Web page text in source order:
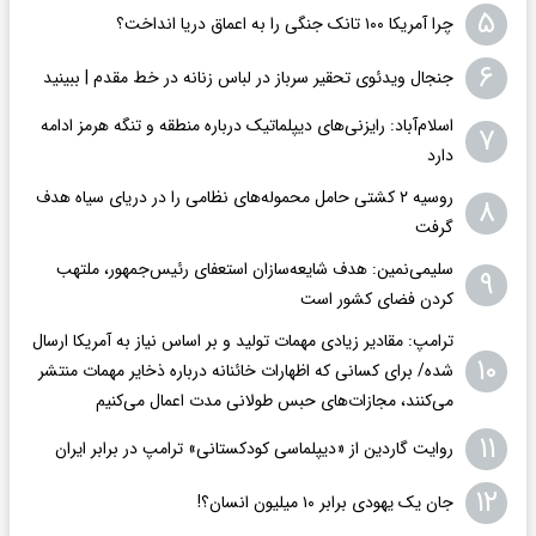
۵ چرا آمریکا ۱۰۰ تانک جنگی را به اعماق دریا انداخت؟
۶ جنجال ویدئوی تحقیر سرباز در لباس زنانه در خط مقدم | ببینید
۷
اسلام‌آباد: رایزنی‌های دیپلماتیک درباره منطقه و تنگه هرمز ادامه
دارد
۸
روسیه ۲ کشتی حامل محموله‌های نظامی را در دریای سیاه هدف
گرفت
۹
سلیمی‌نمین: هدف شایعه‌سازان استعفای رئیس‌جمهور، ملتهب
کردن فضای کشور است
۱۰
ترامپ: مقادیر زیادی مهمات تولید و بر اساس نیاز به آمریکا ارسال
شده/ برای کسانی که اظهارات خائنانه درباره ذخایر مهمات منتشر
می‌کنند، مجازات‌های حبس طولانی مدت اعمال می‌کنیم
۱۱ روایت گاردین از «دیپلماسی کودکستانی» ترامپ در برابر ایران
۱۲ جان یک یهودی برابر ۱۰ میلیون انسان؟!